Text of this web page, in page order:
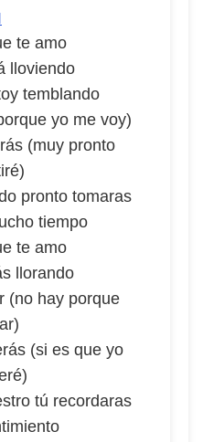
te amo
lloviendo
temblando
yo me voy)
(muy pronto
pronto tomaras
tiempo
te amo
llorando
(no hay porque
(si es que yo
tú recordaras